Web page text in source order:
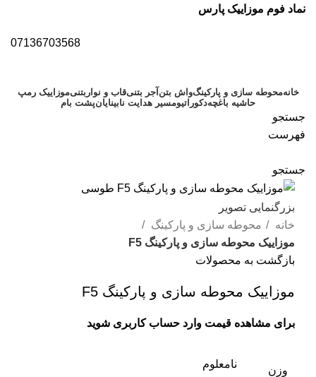
نماد فوم موزاییک پارس
07136703568
خانهمحوطه سازی و پارکینگواش بتن آجر بتنیقاب و نواربتنیموزاییک رمپ
حاشیه باغچهدکوراتیومسیر هدایت نابینایانپشت بام
جستجو
فهرست
جستجو
بزرگنمایی تصویر
خانه
محوطه سازی و پارکینگ
موزاییک محوطه سازی و پارکینگ F5
بازگشت به محصولات
موزاییک محوطه سازی و پارکینگ F5
برای مشاهده قیمت وارد حساب کاربری شوید
وزن
نامعلوم